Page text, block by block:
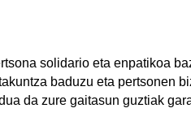
solidario eta enpatikoa
baduzu eta pertsonen
da zure gaitasun guztiak